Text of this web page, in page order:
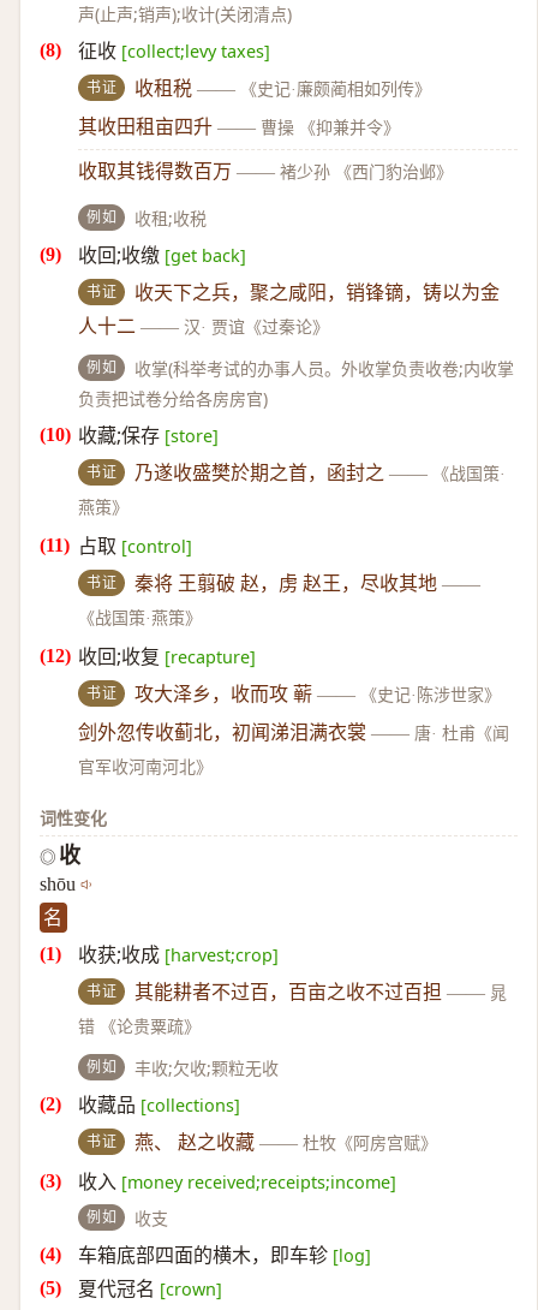
声(止声;销声);收计(关闭清点)
征收 [collect;levy taxes]
书证 收租税 —— 《史记·廉颇蔺相如列传》
其收田租亩四升 —— 曹操 《抑兼并令》
收取其钱得数百万 —— 褚少孙 《西门豹治邺》
例如 收租;收税
收回;收缴 [get back]
书证
收天下之兵，聚之咸阳，销锋镝，铸以为金
人十二 —— 汉· 贾谊《过秦论》
例如
收掌(科举考试的办事人员。外收掌负责收卷;内收掌
负责把试卷分给各房房官)
收藏;保存 [store]
书证 乃遂收盛樊於期之首，函封之 ——
《战国策·
燕策》
占取 [control]
书证 秦将 王翦破 赵，虏 赵王，尽收其地 ——
《战国策·燕策》
收回;收复 [recapture]
书证 攻大泽乡，收而攻 蕲 —— 《史记·陈涉世家》
剑外忽传收蓟北，初闻涕泪满衣裳 —— 唐· 杜甫《闻
官军收河南河北》
词性变化
◎ 收
shōu
名
收获;收成 [harvest;crop]
书证 其能耕者不过百，百亩之收不过百担 —— 晁
错 《论贵粟疏》
例如 丰收;欠收;颗粒无收
收藏品 [collections]
书证 燕、 赵之收藏 —— 杜牧《阿房宫赋》
收入 [money received;receipts;income]
例如 收支
车箱底部四面的横木，即车轸 [log]
夏代冠名 [crown]